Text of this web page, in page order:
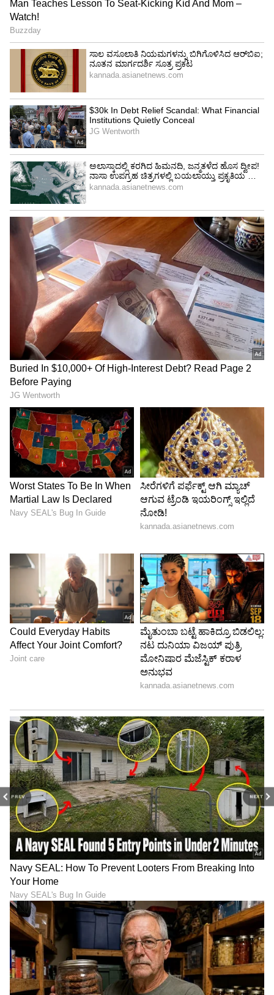
PREV NEXT
ಆನ್ ಲೈನ್ ಮೂಲಕ ಅರ್ಜಿ ಸಲ್ಲಿಕೆ
ಕಿಸಾನ್ ಕ್ರೆಡಿಟ್ ಕಾರ್ಡ್ ಗೆ ಆನ್ ಲೈನ್ ಮೂಲಕ ಕೂಡ
ಅರ್ಜಿ ಸಲ್ಲಿಸಬಹುದು. ನೀವು ಸ್ಟೇಟ್ ಬ್ಯಾಂಕ್ ಆಫ್
ಇಂಡಿಯಾದಲ್ಲಿ ಖಾತೆ ಹೊಂದಿದ್ದರೆ ಯೋನೋ ಅಪ್ಲಿಕೇಷನ್
ಮೂಲಕ ಅಥವಾ. ಎಸ್ ಬಿಐ ಯೋನೋ ಅಧಿಕೃತ ವೆಬ್
ಸೈಟ್ ನಲ್ಲಿ ಅರ್ಜಿ ಸಲ್ಲಿಸಬಹುದು.